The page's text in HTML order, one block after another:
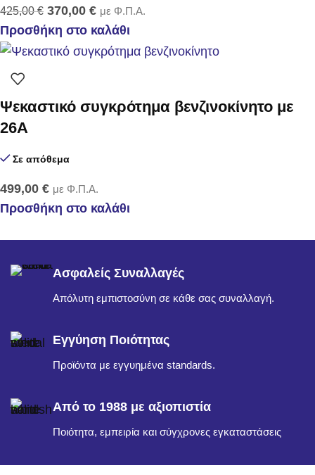
425,00€ 370,00 € με Φ.Π.Α.
Προσθήκη στο καλάθι
Ψεκαστικό συγκρότημα βενζινοκίνητο με
26Α
Σε απόθεμα
499,00 € με Φ.Π.Α.
Προσθήκη στο καλάθι
Ασφαλείς Συναλλαγές
Απόλυτη εμπιστοσύνη σε κάθε σας συναλλαγή.
Εγγύηση Ποιότητας
Προϊόντα με εγγυημένα standards.
Από το 1988 με αξιοπιστία
Ποιότητα, εμπειρία και σύγχρονες εγκαταστάσεις